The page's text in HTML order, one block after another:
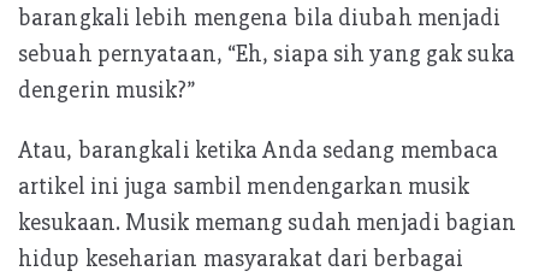
barangkali lebih mengena bila diubah menjadi
sebuah pernyataan, “Eh, siapa sih yang gak suka
dengerin musik?”
Atau, barangkali ketika Anda sedang membaca
artikel ini juga sambil mendengarkan musik
kesukaan. Musik memang sudah menjadi bagian
hidup keseharian masyarakat dari berbagai